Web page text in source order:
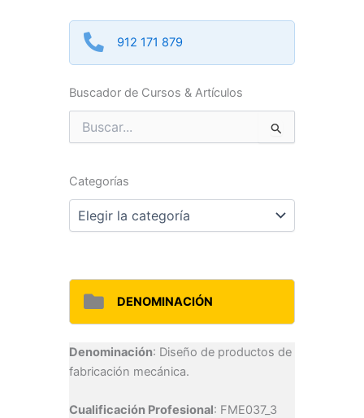
912 171 879
Buscador de Cursos & Artículos
Buscar
por:
Categorías
Categorías
DENOMINACIÓN
Denominación: Diseño de productos de
fabricación mecánica.
Cualificación Profesional: FME037_3